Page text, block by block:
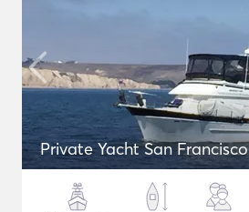
Private Yacht San Francisco